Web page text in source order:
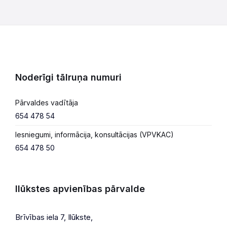
Noderīgi tālruņa numuri
Pārvaldes vadītāja
654 478 54
Iesniegumi, informācija, konsultācijas (VPVKAC)
654 478 50
Ilūkstes apvienības pārvalde
Brīvības iela 7, Ilūkste,